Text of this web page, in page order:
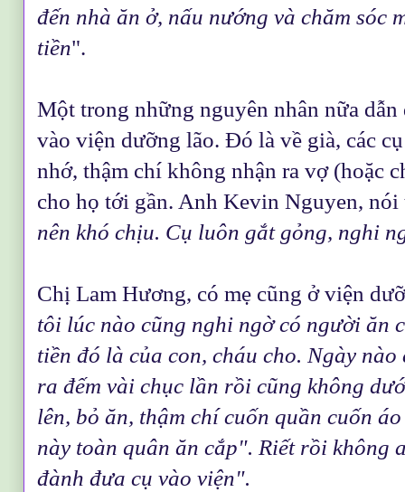
đến nhà ăn ở, nấu nướng và chăm sóc
tiền".
Một trong những nguyên nhân nữa dẫn
vào viện dưỡng lão. Đó là về già, các
nhớ, thậm chí không nhận ra vợ (hoặc
cho họ tới gần. Anh Kevin Nguyen,
nên khó chịu. Cụ luôn gắt gỏng, nghi
Chị Lam Hương, có mẹ cũng ở viện
tôi lúc nào cũng nghi ngờ có người ăn
tiền đó là của con, cháu cho. Ngày
ra đếm vài chục lần rồi cũng không
lên, bỏ ăn, thậm chí cuốn quần cuốn
này toàn quân ăn cắp". Riết rồi không
đành đưa cụ vào viện".